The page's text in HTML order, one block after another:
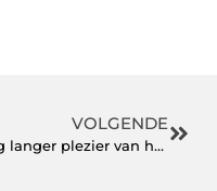
VOLGENDE
Nóg langer plezier van herenjeans met verfspatten